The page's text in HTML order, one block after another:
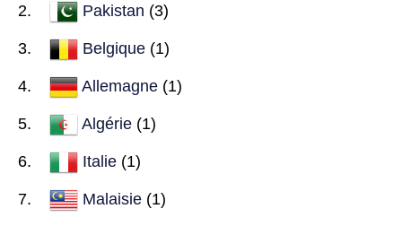
Pakistan (3)
Belgique (1)
Allemagne (1)
Algérie (1)
Italie (1)
Malaisie (1)